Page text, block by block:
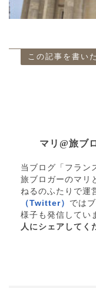
この記事を書い
マリ@旅ブ
当ブログ「フラン
旅ブロガーのマリ
ねるのふたりで運
（Twitter） では
様子も発信してい
人にシェアしてく